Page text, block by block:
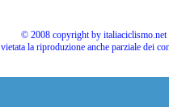
© 2008 copyright by
vietata la riproduzione anche parziale dei